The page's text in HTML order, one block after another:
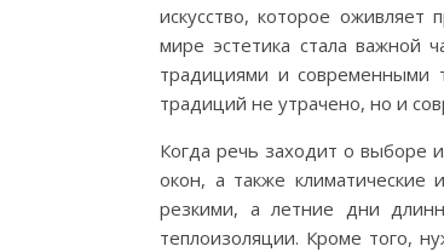
искусство, которое
мире эстетика стала важной
традициями и современными
традиций не утрачено, но и
Когда речь заходит о выборе
окон, а также
резкими, а летние дни
теплоизоляции. Кроме того,